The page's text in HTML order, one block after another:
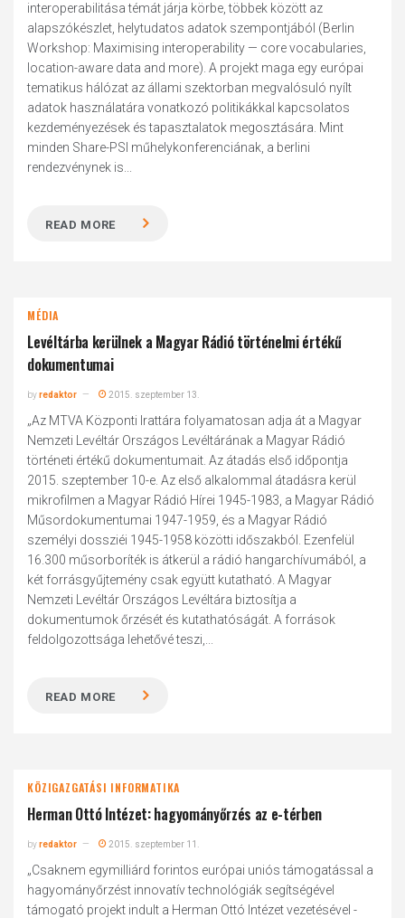
interoperabilitása témát járja körbe, többek között az
alapszókészlet, helytudatos adatok szempontjából (Berlin
Workshop: Maximising interoperability — core vocabularies,
location-aware data and more). A projekt maga egy európai
tematikus hálózat az állami szektorban megvalósuló nyílt
adatok használatára vonatkozó politikákkal kapcsolatos
kezdeményezések és tapasztalatok megosztására. Mint
minden Share-PSI műhelykonferenciának, a berlini
rendezvénynek is...
READ MORE
MÉDIA
Levéltárba kerülnek a Magyar Rádió történelmi értékű
dokumentumai
byredaktor 2015. szeptember 13.
„Az MTVA Központi Irattára folyamatosan adja át a Magyar
Nemzeti Levéltár Országos Levéltárának a Magyar Rádió
történeti értékű dokumentumait. Az átadás első időpontja
2015. szeptember 10-e. Az első alkalommal átadásra kerül
mikrofilmen a Magyar Rádió Hírei 1945-1983, a Magyar Rádió
Műsordokumentumai 1947-1959, és a Magyar Rádió
személyi dossziéi 1945-1958 közötti időszakból. Ezenfelül
16.300 műsorboríték is átkerül a rádió hangarchívumából, a
két forrásgyűjtemény csak együtt kutatható. A Magyar
Nemzeti Levéltár Országos Levéltára biztosítja a
dokumentumok őrzését és kutathatóságát. A források
feldolgozottsága lehetővé teszi,...
READ MORE
KÖZIGAZGATÁSI INFORMATIKA
Herman Ottó Intézet: hagyományőrzés az e-térben
byredaktor 2015. szeptember 11.
„Csaknem egymilliárd forintos európai uniós támogatással a
hagyományőrzést innovatív technológiák segítségével
támogató projekt indult a Herman Ottó Intézet vezetésével -